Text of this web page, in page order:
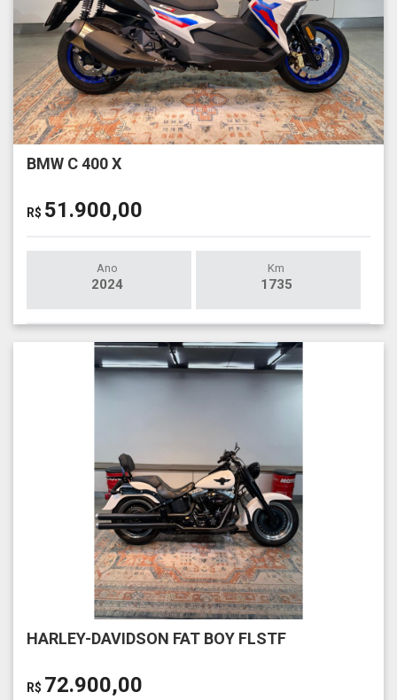
BMW C 400 X
R$ 51.900,00
Ano
2024
Km
1735
HARLEY-DAVIDSON FAT BOY FLSTF
R$ 72.900,00